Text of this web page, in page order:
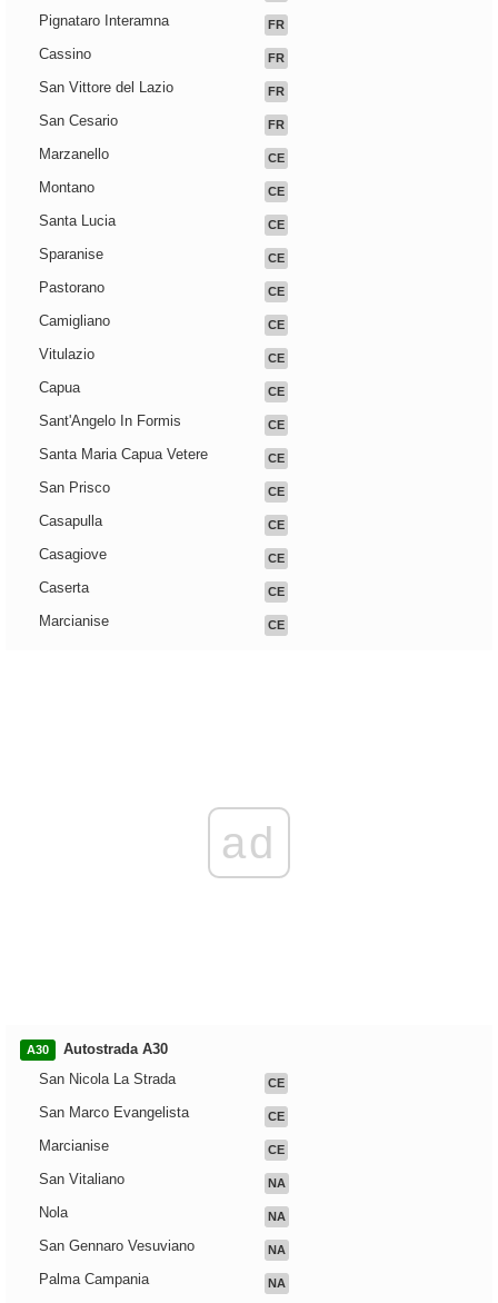
Pignataro Interamna FR
Cassino FR
San Vittore del Lazio FR
San Cesario FR
Marzanello CE
Montano CE
Santa Lucia CE
Sparanise CE
Pastorano CE
Camigliano CE
Vitulazio CE
Capua CE
Sant'Angelo In Formis CE
Santa Maria Capua Vetere CE
San Prisco CE
Casapulla CE
Casagiove CE
Caserta CE
Marcianise CE
ad
A30
Autostrada A30
San Nicola La Strada
CE
San Marco Evangelista CE
Marcianise CE
San Vitaliano NA
Nola NA
San Gennaro Vesuviano NA
Palma Campania NA